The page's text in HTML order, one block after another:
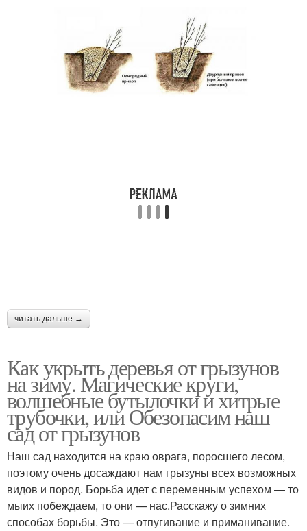
читать дальше →
Как укрыть деревья от грызунов
на зиму. Магические круги,
волшебные бутылочки и хитрые
трубочки, или Обезопасим наш
сад от грызунов
Наш сад находится на краю оврага, поросшего лесом,
поэтому очень досаждают нам грызуны всех возможных
видов и пород. Борьба идет с переменным успехом — то
мыих побеждаем, то они — нас.Расскажу о зимних
способах борьбы. Это — отпугивание и приманивание.